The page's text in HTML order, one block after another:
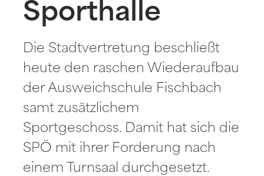
Sporthalle
Die Stadtvertretung beschließt
heute den raschen Wiederaufbau
der Ausweichschule Fischbach
samt zusätzlichem
Sportgeschoss. Damit hat sich die
SPÖ mit ihrer Forderung nach
einem Turnsaal durchgesetzt.